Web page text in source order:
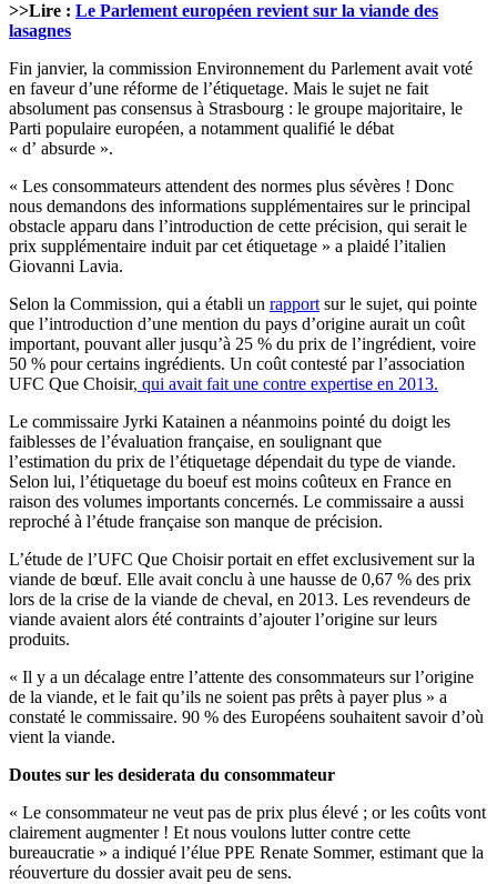
>>Lire : Le Parlement européen revient sur la viande des
lasagnes
Fin janvier, la commission Environnement du Parlement avait voté
en faveur d’une réforme de l’étiquetage. Mais le sujet ne fait
absolument pas consensus à Strasbourg : le groupe majoritaire, le
Parti populaire européen, a notamment qualifié le débat
« d’ absurde ».
« Les consommateurs attendent des normes plus sévères ! Donc
nous demandons des informations supplémentaires sur le principal
obstacle apparu dans l’introduction de cette précision, qui serait le
prix supplémentaire induit par cet étiquetage » a plaidé l’italien
Giovanni Lavia.
Selon la Commission, qui a établi un rapport sur le sujet, qui pointe
que l’introduction d’une mention du pays d’origine aurait un coût
important, pouvant aller jusqu’à 25 % du prix de l’ingrédient, voire
50 % pour certains ingrédients. Un coût contesté par l’association
UFC Que Choisir, qui avait fait une contre expertise en 2013.
Le commissaire Jyrki Katainen a néanmoins pointé du doigt les
faiblesses de l’évaluation française, en soulignant que
l’estimation du prix de l’étiquetage dépendait du type de viande.
Selon lui, l’étiquetage du boeufest moins coûteux en France en
raison des volumes importants concernés. Le commissaire a aussi
reproché à l’étude française son manque de précision.
L’étude de l’UFC Que Choisir portait en effet exclusivement sur la
viande de bœuf. Elle avait conclu à une hausse de 0,67 % des prix
lors de la crise de la viande de cheval, en 2013. Les revendeurs de
viande avaient alors été contraints d’ajouter l’origine sur leurs
produits.
« Il y a un décalage entre l’attente des consommateurs sur l’origine
de la viande, et le fait qu’ils ne soient pas prêts à payer plus » a
constaté le commissaire. 90 % des Européens souhaitent savoir d’où
vient la viande.
Doutes sur les desiderata du consommateur
« Le consommateur ne veut pas de prix plus élevé ; or les coûts vont
clairement augmenter ! Et nous voulons lutter contre cette
bureaucratie » a indiqué l’élue PPE Renate Sommer, estimant que la
réouverture du dossier avait peu de sens.